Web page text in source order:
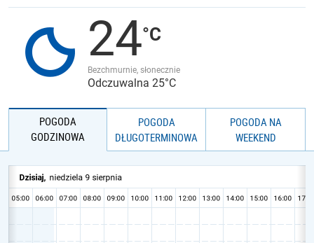
JAKOŚĆ POWIETRZA
24
Bezchmurnie, słonecznie
Odczuwalna 25°C
POGODA
GODZINOWA
POGODA
DŁUGOTERMINOWA
POGODA NA
WEEKEND